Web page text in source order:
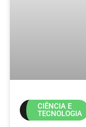
CIÊNCIA E
TECNOLOGIA